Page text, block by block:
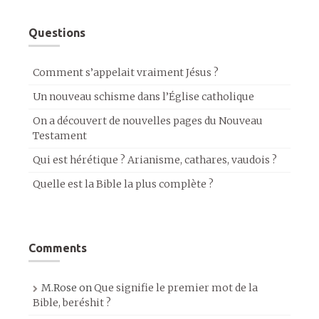
Questions
Comment s’appelait vraiment Jésus ?
Un nouveau schisme dans l’Église catholique
On a découvert de nouvelles pages du Nouveau
Testament
Qui est hérétique ? Arianisme, cathares, vaudois ?
Quelle est la Bible la plus complète ?
Comments
M.Rose onQue signifie le premier mot de la
Bible, beréshit ?